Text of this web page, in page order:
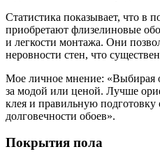
Статистика показывает, что в
приобретают флизелиновые
и легкости монтажа. Они
неровности стен, что
Мое личное мнение: «Выбирая
за модой или ценой. Лучше
клея и правильную подготовку
долговечности обоев».
Покрытия пола